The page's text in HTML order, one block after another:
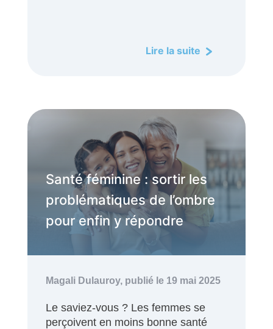
Lire la suite
Santé féminine : sortir les
problématiques de l’ombre
pour enfin y répondre
Magali Dulauroy, publié le 19 mai 2025
Le saviez-vous ? Les femmes se
perçoivent en moins bonne santé